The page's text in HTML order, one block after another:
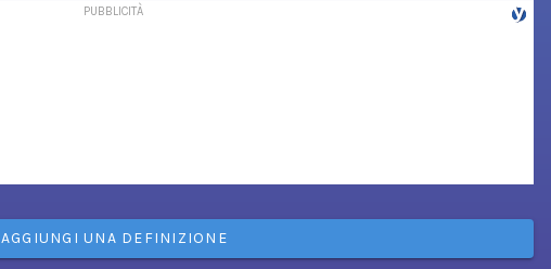
AGGIUNGI UNA DEFINIZIONE